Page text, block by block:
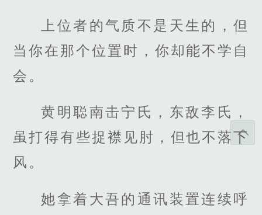
上位者的气质不是天生的，但
当你在那个位置时，你却能不学自
会。
黄明聪南击宁氏，东敌李氏，
虽打得有些捉襟见肘，但也不落下
风。
她拿着大吾的通讯装置连续呼